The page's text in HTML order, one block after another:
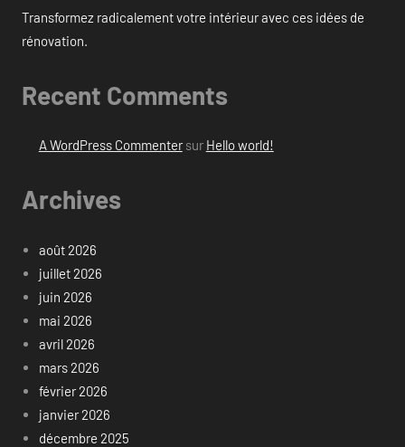
Transformez radicalement votre intérieur avec ces idées de
rénovation.
Recent Comments
A WordPress Commentersur Hello world!
Archives
août 2026
juillet 2026
juin 2026
mai 2026
avril 2026
mars 2026
février 2026
janvier 2026
décembre 2025